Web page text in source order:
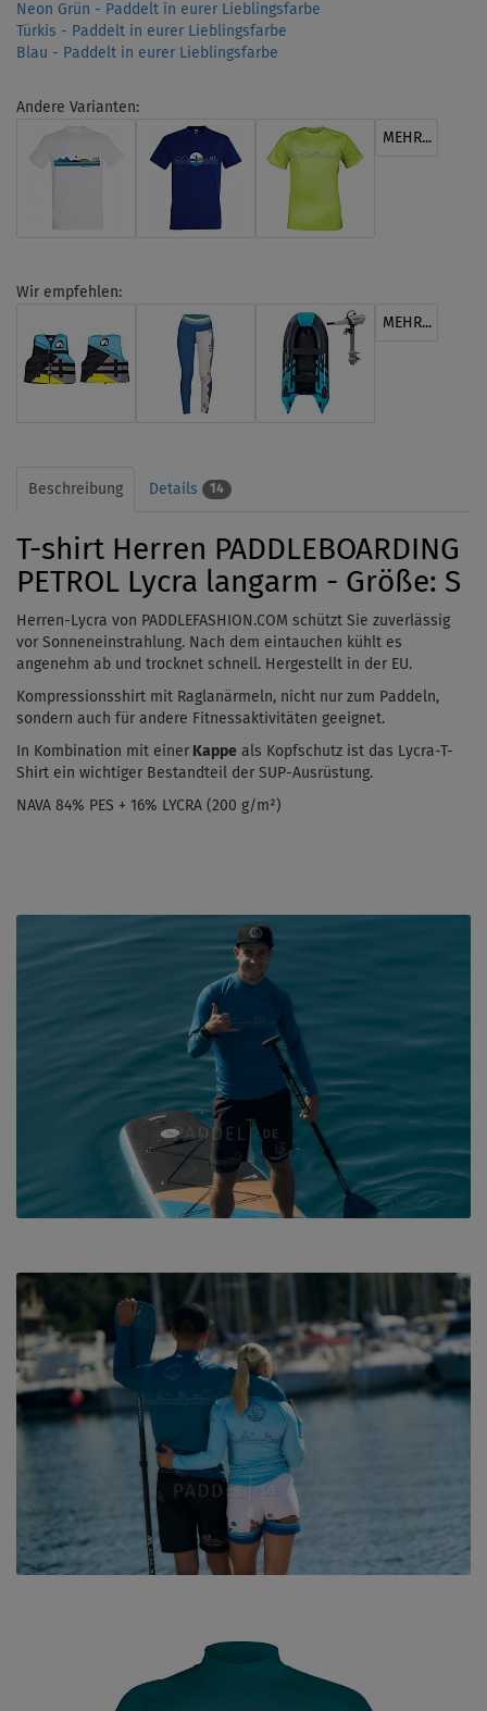
Neon Grün - Paddelt in eurer Lieblingsfarbe
Türkis - Paddelt in eurer Lieblingsfarbe
Blau - Paddelt in eurer Lieblingsfarbe
Andere Varianten:
MEHR...
Wir empfehlen:
MEHR...
Beschreibung Details 14
T-shirt Herren PADDLEBOARDING
PETROL Lycra langarm - Größe: S
Herren-Lycra von PADDLEFASHION.COM schützt Sie zuverlässig
vor Sonneneinstrahlung. Nach dem eintauchen kühlt es
angenehm ab und trocknet schnell. Hergestellt in der EU.
Kompressionsshirt mit Raglanärmeln, nicht nur zum Paddeln,
sondern auch für andere Fitnessaktivitäten geeignet.
In Kombination mit einer Kappe als Kopfschutz ist das Lycra-T-
Shirt ein wichtiger Bestandteil der SUP-Ausrüstung.
NAVA 84% PES + 16% LYCRA (200 g/m²)